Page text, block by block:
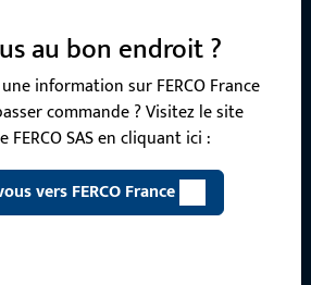
oder per E-Mail.
Sie uns
Sie uns an
au bon endroit ?
information sur FERCO France
commande ? Visitez le site
SAS en cliquant ici :
vers FERCO France